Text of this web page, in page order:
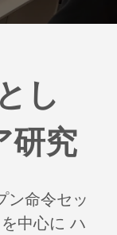
し
研究
ン命令セッ
を中心に ハ